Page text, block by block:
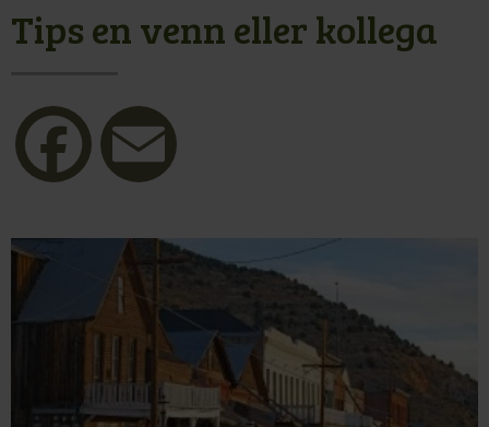
Tips en venn eller kollega
Facebook